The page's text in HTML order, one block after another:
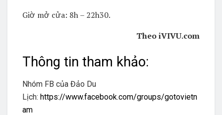
Giờ mở cửa: 8h – 22h30.
Theo iVIVU.com
Thông tin tham khảo:
Nhóm FB của Đảo Du
Lịch: https://www.facebook.com/groups/gotovietn
am